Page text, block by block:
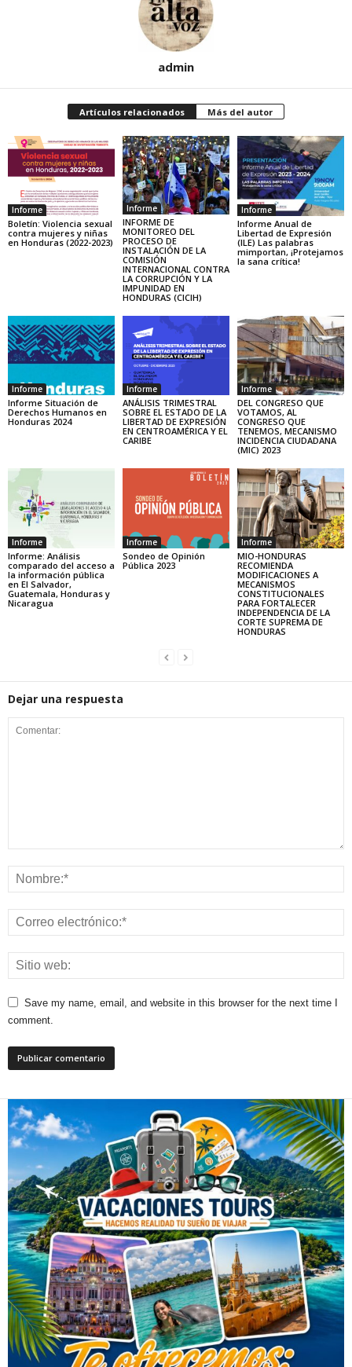
admin
Artículos relacionados Más del autor
Informe
Boletín: Violencia sexual
contra mujeres y niñas
en Honduras (2022-2023)
Informe
INFORME DE
MONITOREO DEL
PROCESO DE
INSTALACIÓN DE LA
COMISIÓN
INTERNACIONAL CONTRA
LA CORRUPCIÓN Y LA
IMPUNIDAD EN
HONDURAS (CICIH)
Informe
Informe Anual de
Libertad de Expresión
(ILE) Las palabras
mimportan, ¡Protejamos
la sana crítica!
Informe
Informe Situación de
Derechos Humanos en
Honduras 2024
Informe
ANÁLISIS TRIMESTRAL
SOBRE EL ESTADO DE LA
LIBERTAD DE EXPRESIÓN
EN CENTROAMÉRICA Y EL
CARIBE
Informe
DEL CONGRESO QUE
VOTAMOS, AL
CONGRESO QUE
TENEMOS, MECANISMO
INCIDENCIA CIUDADANA
(MIC) 2023
Informe
Informe: Análisis
comparado del acceso a
la información pública
en El Salvador,
Guatemala, Honduras y
Nicaragua
Informe
Sondeo de Opinión
Pública 2023
Informe
MIO-HONDURAS
RECOMIENDA
MODIFICACIONES A
MECANISMOS
CONSTITUCIONALES
PARA FORTALECER
INDEPENDENCIA DE LA
CORTE SUPREMA DE
HONDURAS
Dejar una respuesta
Save my name, email, and website in this browser for the next time I
comment.